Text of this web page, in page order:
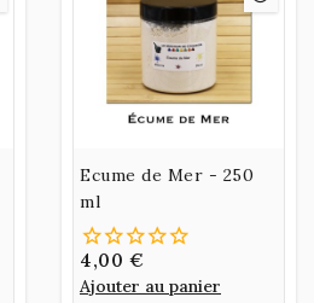
Ecume de Mer - 250
ml
4,00 €
Ajouter au panier